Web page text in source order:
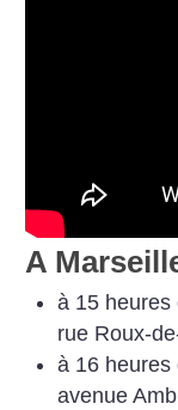
A
à 15 heures
rue Roux-
à 16 heures
avenue